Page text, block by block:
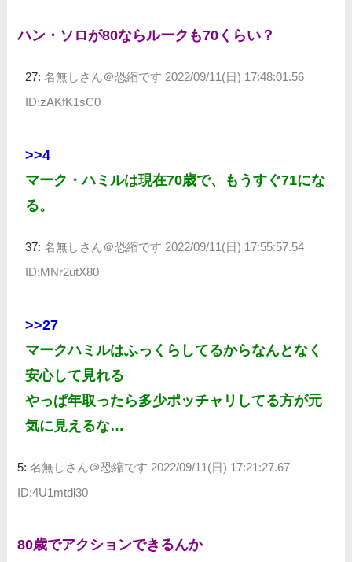
ハン・ソロが80ならルークも70くらい？
27:名無しさん＠恐縮です 2022/09/11(日) 17:48:01.56
ID:zAKfK1sC0
>>4
マーク・ハミルは現在70歳で、もうすぐ71にな
る。
37:名無しさん＠恐縮です 2022/09/11(日) 17:55:57.54
ID:MNr2utX80
>>27
マークハミルはふっくらしてるからなんとなく
安心して見れる
やっぱ年取ったら多少ポッチャリしてる方が元
気に見えるな…
5:名無しさん＠恐縮です 2022/09/11(日) 17:21:27.67
ID:4U1mtdl30
80歳でアクションできるんか